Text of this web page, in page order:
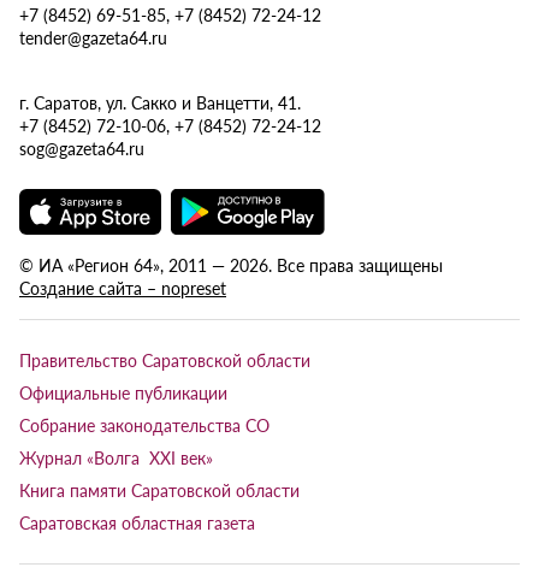
+7 (8452) 69-51-85, +7 (8452) 72-24-12
tender@gazeta64.ru
г. Саратов, ул. Сакко и Ванцетти, 41.
+7 (8452) 72-10-06, +7 (8452) 72-24-12
sog@gazeta64.ru
© ИА «Регион 64», 2011 — 2026. Все права защищены
Создание сайта – nopreset
Правительство Саратовской области
Официальные публикации
Собрание законодательства СО
Журнал «Волга XXI век»
Книга памяти Саратовской области
Саратовская областная газета